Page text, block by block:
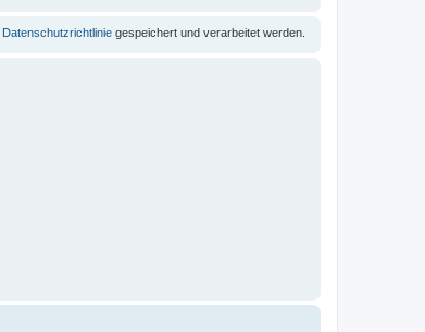
Datenschutzrichtlinie gespeichert und verarbeitet werden.